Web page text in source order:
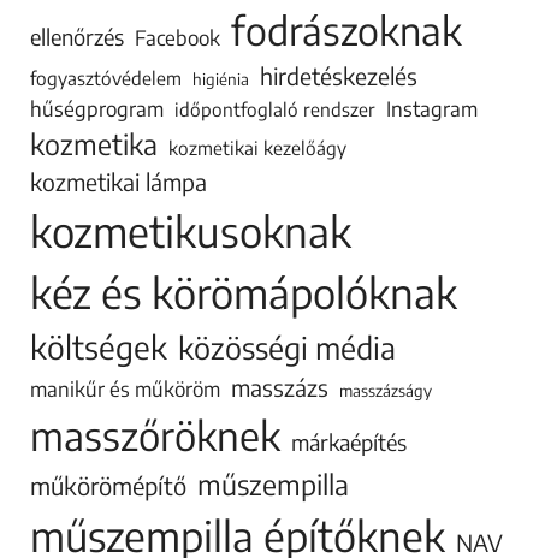
ellenőrzés Facebook fodrászoknak
fogyasztóvédelem higiénia hirdetéskezelés
hűségprogram időpontfoglaló rendszer Instagram
kozmetika kozmetikai kezelőágy
kozmetikai lámpa
kozmetikusoknak
kéz és körömápolóknak
költségek közösségi média
manikűr és műköröm masszázs masszázságy
masszőröknek márkaépítés
műkörömépítő műszempilla
műszempilla építőknek NAV